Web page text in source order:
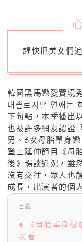
趕快把美女們
韓國黑馬戀愛實境
태솔로지만 연애는
下句點，本季播出
也被許多網友認證
男、6女母胎單身
登上延伸節目《母
後》暢談近況，雖
沒有交往，眾人也
成長，出演者的個
目錄
● 《母胎單身戀
次看